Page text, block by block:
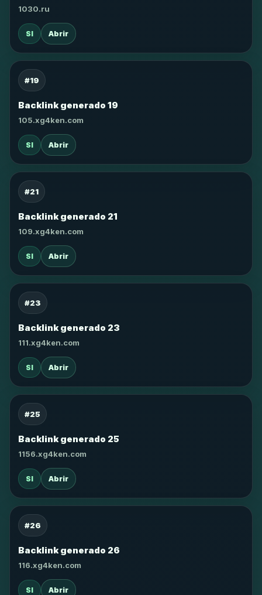
1030.ru
SI Abrir
#19
Backlink generado 19
105.xg4ken.com
SI Abrir
#21
Backlink generado 21
109.xg4ken.com
SI Abrir
#23
Backlink generado 23
111.xg4ken.com
SI Abrir
#25
Backlink generado 25
1156.xg4ken.com
SI Abrir
#26
Backlink generado 26
116.xg4ken.com
SI Abrir